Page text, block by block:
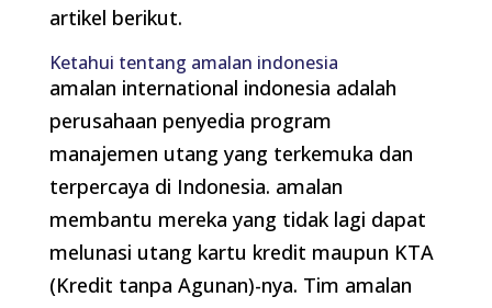
artikel berikut.
Ketahui tentang amalan indonesia
amalan international indonesia adalah
perusahaan penyedia program
manajemen utang yang terkemuka dan
terpercaya di Indonesia. amalan
membantu mereka yang tidak lagi dapat
melunasi utang kartu kredit maupun KTA
(Kredit tanpa Agunan)-nya. Tim amalan